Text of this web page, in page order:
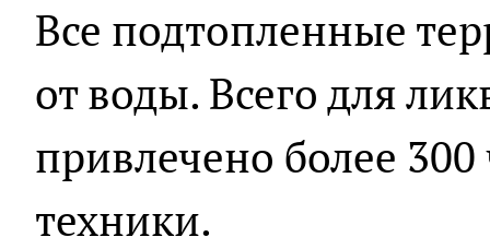
Все подтопленные
от воды. Всего для
привлечено более
техники.